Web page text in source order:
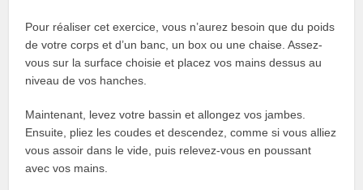
Pour réaliser cet exercice, vous n’aurez besoin que du poids
de votre corps et d’un banc, un box ou une chaise. Assez-
vous sur la surface choisie et placez vos mains dessus au
niveau de vos hanches.
Maintenant, levez votre bassin et allongez vos jambes.
Ensuite, pliez les coudes et descendez, comme si vous alliez
vous assoir dans le vide, puis relevez-vous en poussant
avec vos mains.